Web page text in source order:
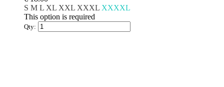
S M L XL XXL XXXL XXXXL
This option is required
Qty: